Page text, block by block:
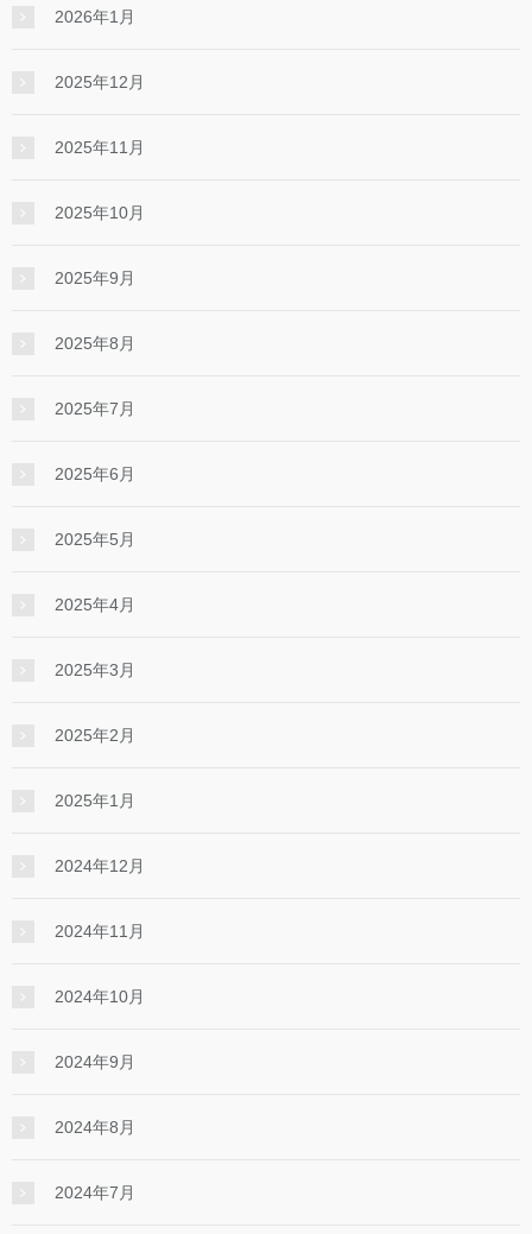
2026年1月
2025年12月
2025年11月
2025年10月
2025年9月
2025年8月
2025年7月
2025年6月
2025年5月
2025年4月
2025年3月
2025年2月
2025年1月
2024年12月
2024年11月
2024年10月
2024年9月
2024年8月
2024年7月